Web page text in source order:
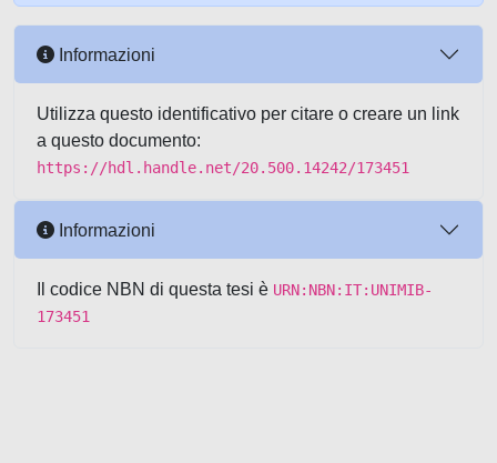
Informazioni
Utilizza questo identificativo per citare o creare un link
a questo documento:
https://hdl.handle.net/20.500.14242/173451
Informazioni
Il codice NBN di questa tesi è URN:NBN:IT:UNIMIB-
173451